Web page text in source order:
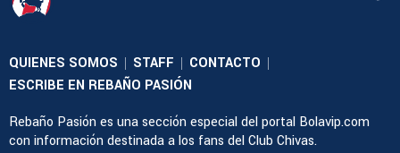
QUIENES SOMOS | STAFF | CONTACTO |
ESCRIBE EN REBAÑO PASIÓN
Rebaño Pasión es una sección especial del portal Bolavip.com
con información destinada a los fans del Club Chivas.